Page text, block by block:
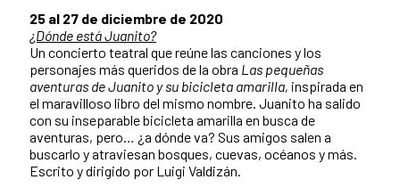
25 al 27 de diciembre de 2020
¿Dónde está Juanito?
Un concierto teatral que reúne las canciones y los
personajes más queridos de la obra Las pequeñas
aventuras de Juanito y su bicicleta amarilla, inspirada en
el maravilloso libro del mismo nombre. Juanito ha salido
con su inseparable bicicleta amarilla en busca de
aventuras, pero… ¿a dónde va? Sus amigos salen a
buscarlo y atraviesan bosques, cuevas, océanos y más.
Escrito y dirigido por Luigi Valdizán.